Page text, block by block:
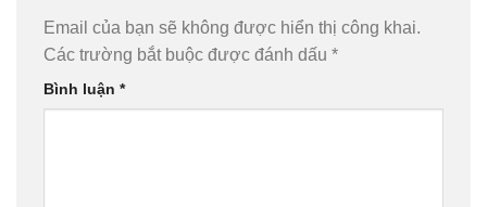
Email của bạn sẽ không được hiển thị công khai.
Các trường bắt buộc được đánh dấu *
Bình luận *